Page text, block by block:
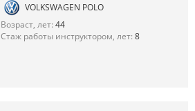
VOLKSWAGEN POLO
Возраст, лет: 44
Стаж работы инструктором, лет: 8